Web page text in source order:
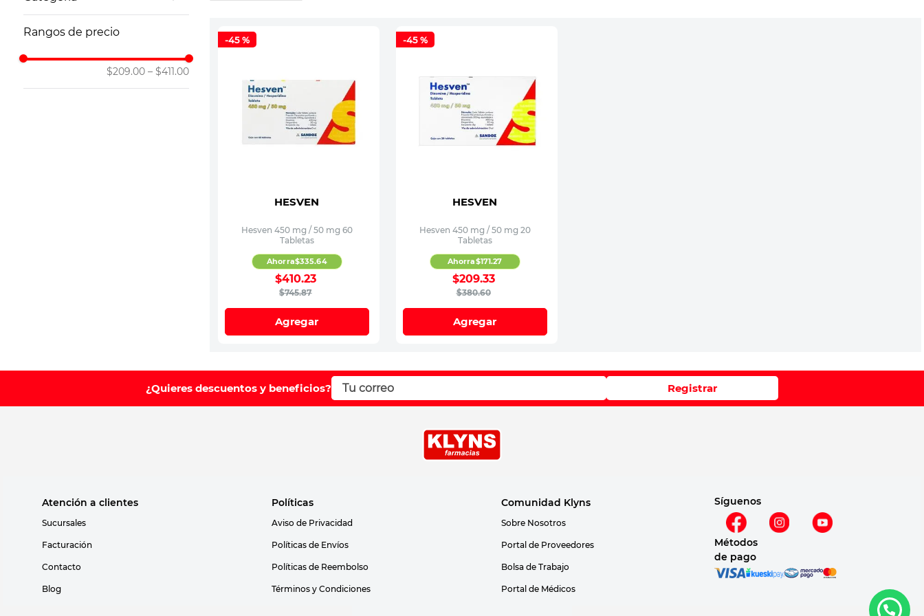
Rangos de precio
$209.00 – $411.00
-45 %
HESVEN
Hesven 450 mg / 50 mg 60
Tabletas
$745.87
$410.23
Ahorra$335.64
Agregar
-45 %
HESVEN
Hesven 450 mg / 50 mg 20
Tabletas
$380.60
$209.33
Ahorra$171.27
Agregar
¿Quieres descuentos y beneficios? Registrar
Atención a clientes
Sucursales
Facturación
Contacto
Blog
Políticas
Aviso de Privacidad
Políticas de Envíos
Políticas de Reembolso
Términos y Condiciones
Comunidad Klyns
Sobre Nosotros
Portal de Proveedores
Bolsa de Trabajo
Portal de Médicos
Síguenos
Métodos
de pago
10. leche nan